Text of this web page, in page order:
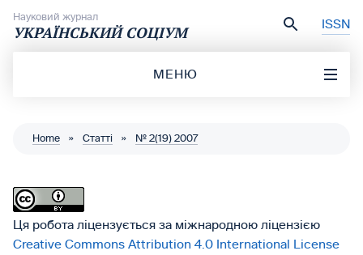
Науковий журнал
УКРАЇНСЬКИЙ СОЦІУМ ISSN
МЕНЮ
Home » Статті » № 2(19) 2007
Ця робота ліцензується за міжнародною ліцензією
Creative Commons Attribution 4.0 International License